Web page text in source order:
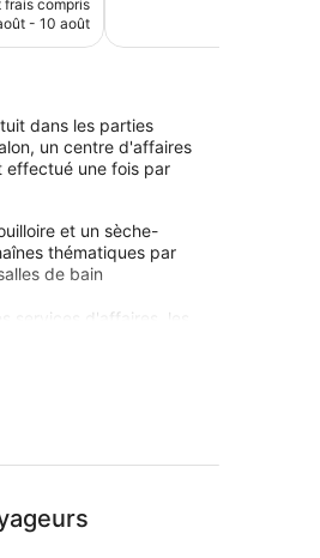
prix
frais compris
- 10 août
dans les parties
un centre d'affaires
effectué une fois par
et un sèche-
thématiques par
de bain
services d'affaires, les
gratuits (sous réserve
des rideaux
demande. Un
by Wyndham London.